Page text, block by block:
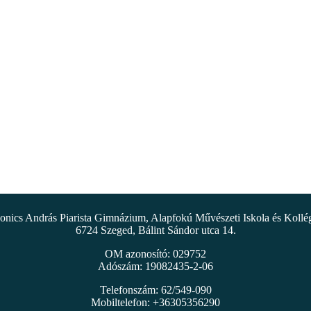
András Piarista Gimnázium, Alapfokú Művészeti Iskola és
6724 Szeged, Bálint Sándor utca 14.
OM azonosító: 029752
Adószám: 19082435-2-06
Telefonszám: 62/549-090
Mobiltelefon: +36305356290